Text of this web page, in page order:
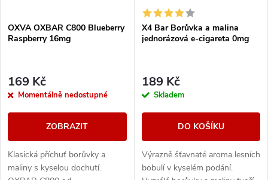
OXVA OXBAR C800 Blueberry
Raspberry 16mg
169 Kč
Momentálně nedostupné
ZOBRAZIT
Klasická příchuť borůvky a
maliny s kyselou dochutí.
X4 Bar Borůvka a malina
jednorázová e-cigareta 0mg
189 Kč
Skladem
DO KOŠÍKU
Výrazně šťavnaté aroma lesních
bobulí v kyselém podání.